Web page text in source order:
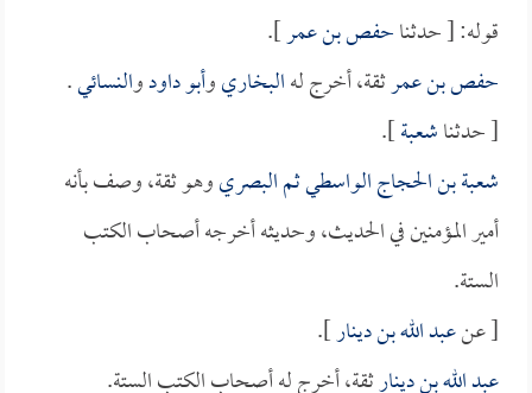
قوله: [ حدثناحفص بن عمر].
حفص بن عمرثقة، أخرج لهالبخاريوأبو داودوالنسائي.
[ حدثناشعبة].
شعبة بن الحجاج الواسطي ثم البصريوهو ثقة، وصف بأنه
أمير المؤمنين في الحديث، وحديثه أخرجه أصحاب الكتب
الستة.
[ عنعبد الله بن دينار].
عبد الله بن دينارثقة، أخرج له أصحاب الكتب الستة.